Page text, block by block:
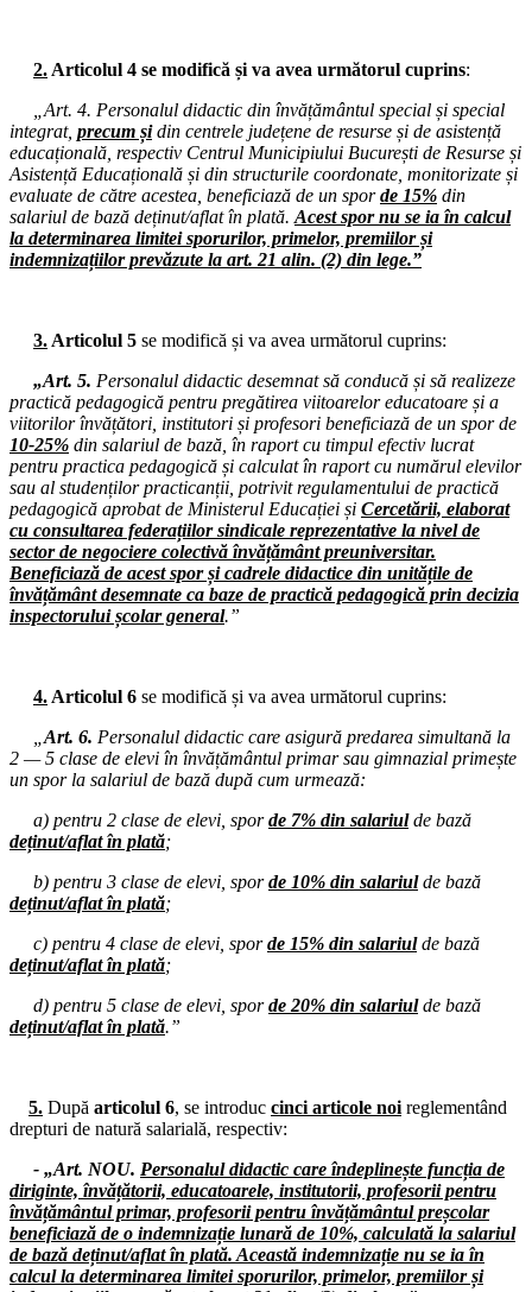
12.05.2025
Consiliul de administrație al I.S.J. Hunedoara
05.05.2025
Consiliul de administrație al I.S.J. Hunedoara
28.04.2025
Consiliul de administrație al I.S.J. Hunedoara
16.04.2025
14.04.2025
09.04.2025
Comisia de dialog social de la nivelul Instituției Prefectului
08.04.2025
Consiliul de administrație al I.S.J. Hunedoara
02.04.2025
Conferința Anuală a C.A.R. (I.F.N.) S.I.P. Hunedoara
02.04.2025
Consiliul Liderilor S.I.P. Județul Hunedoara
Consiliul de administrație al I.S.J. Hunedoara
24.03.2025
Consiliul de administrație al I.S.J. Hunedoara
17.03.2025
Consiliul de administrație al I.S.J. Hunedoara
14.03.2025
Consiliul de administrație al I.S.J. Hunedoara
12.03.2025
Consiliul de administrație al I.S.J. Hunedoara
10.03.2025
05.03.2025
Dezbaterea publică privind proiectele planurilor-cadru pentru
27.02.2025
Dezbaterea publică privind proiectele planurilor-cadru pentru
învățământul liceal organizată de I.S.J. Hunedoara
27.02.2025
2. Articolul 4 se modifică și va avea următorul cuprins:
„Art. 4. Personalul didactic din învățământul special și special
integrat, precum șidin centrele județene de resurse și de asistență
educațională, respectiv Centrul Municipiului București de Resurse și
Asistență Educațională și din structurile coordonate, monitorizate și
evaluate de către acestea, beneficiază de un sporde 15% din
salariul de bază deținut/aflat în plată. Acest spor nu se ia în calcul
la determinarea limitei sporurilor, primelor, premiilor și
indemnizațiilor prevăzute la art. 21 alin. (2) din lege.”
3. Articolul 5 se modifică și va avea următorul cuprins:
„Art. 5. Personalul didactic desemnat să conducă și să realizeze
practică pedagogică pentru pregătirea viitoarelor educatoare și a
viitorilor învățători, institutori și profesori beneficiază de un spor de
10-25% din salariul de bază, în raport cu timpul efectiv lucrat
pentru practica pedagogică și calculat în raport cu numărul elevilor
sau al studenților practicanții, potrivit regulamentului de practică
pedagogică aprobat de Ministerul Educației și Cercetării, elaborat
cu consultarea federațiilor sindicale reprezentative la nivel de
sector de negociere colectivă învățământ preuniversitar.
Beneficiază de acest spor și cadrele didactice din unitățile de
învățământ desemnate ca baze de practică pedagogică prin decizia
inspectorului școlar general.”
4. Articolul 6 se modifică și va avea următorul cuprins:
Art. 6. Personalul didactic care asigură predarea simultană la
2 — 5 clase de elevi în învățământul primar sau gimnazial primește
un spor la salariul de bază după cum urmează:
a) pentru 2 clase de elevi, sporde 7% din salariul de bază
deținut/aflat în plată;
b) pentru 3 clase de elevi, sporde 10% din salariulde bază
deținut/aflat în plată;
c) pentru 4 clase de elevi, sporde 15% din salariulde bază
deținut/aflat în plată;
d) pentru 5 clase de elevi, sporde 20% din salariulde bază
deținut/aflat în plată.”
5. După articolul 6, se introduc cinci articole noi reglementând
drepturi de natură salarială, respectiv:
- „Art. NOU. Personalul didactic care îndeplinește funcția de
diriginte, învățătorii, educatoarele, institutorii, profesorii pentru
învățământul primar, profesorii pentru învățământul preșcolar
beneficiază de o indemnizație lunară de 10%, calculată la salariul
de bază deținut/aflat în plată. Această indemnizație nu se ia în
calcul la determinarea limitei sporurilor, primelor, premiilor și